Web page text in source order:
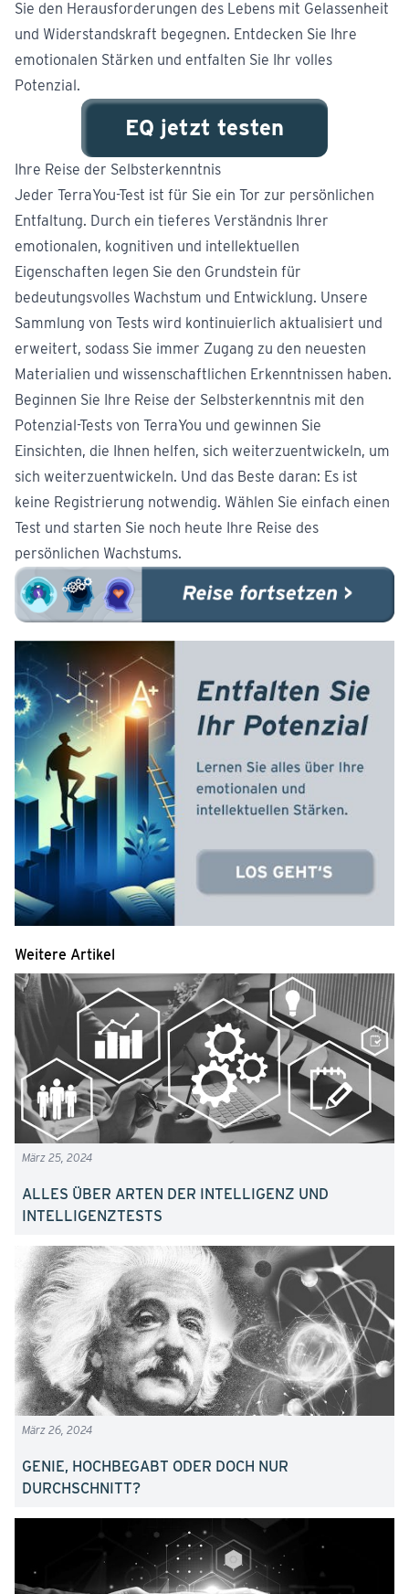
Sie den Herausforderungen des Lebens mit Gelassenheit
und Widerstandskraft begegnen. Entdecken Sie Ihre
emotionalen Stärken und entfalten Sie Ihr volles
Potenzial.
EQ jetzt testen
Ihre Reise der Selbsterkenntnis
Jeder TerraYou-Test ist für Sie ein Tor zur persönlichen
Entfaltung. Durch ein tieferes Verständnis Ihrer
emotionalen, kognitiven und intellektuellen
Eigenschaften legen Sie den Grundstein für
bedeutungsvolles Wachstum und Entwicklung. Unsere
Sammlung von Tests wird kontinuierlich aktualisiert und
erweitert, sodass Sie immer Zugang zu den neuesten
Materialien und wissenschaftlichen Erkenntnissen haben.
Beginnen Sie Ihre Reise der Selbsterkenntnis mit den
Potenzial-Tests von TerraYou und gewinnen Sie
Einsichten, die Ihnen helfen, sich weiterzuentwickeln, um
sich weiterzuentwickeln. Und das Beste daran: Es ist
keine Registrierung notwendig. Wählen Sie einfach einen
Test und starten Sie noch heute Ihre Reise des
persönlichen Wachstums.
Weitere Artikel
März 25, 2024
ALLES ÜBER ARTEN DER INTELLIGENZ UND
INTELLIGENZTESTS
März 26, 2024
GENIE, HOCHBEGABT ODER DOCH NUR
DURCHSCHNITT?